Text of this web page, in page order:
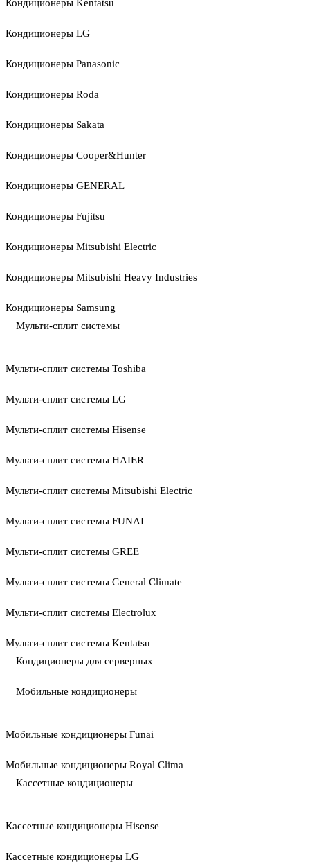
Кондиционеры Kentatsu
Кондиционеры LG
Кондиционеры Panasonic
Кондиционеры Roda
Кондиционеры Sakata
Кондиционеры Cooper&Hunter
Кондиционеры GENERAL
Кондиционеры Fujitsu
Кондиционеры Mitsubishi Electric
Кондиционеры Mitsubishi Heavy Industries
Кондиционеры Samsung
Мульти-сплит системы
Мульти-сплит системы Toshiba
Мульти-сплит системы LG
Мульти-сплит системы Hisense
Мульти-сплит системы HAIER
Мульти-сплит системы Mitsubishi Electric
Мульти-сплит системы FUNAI
Мульти-сплит системы GREE
Мульти-сплит системы General Climate
Мульти-сплит системы Electrolux
Мульти-сплит системы Kentatsu
Кондиционеры для серверных
Мобильные кондиционеры
Мобильные кондиционеры Funai
Мобильные кондиционеры Royal Clima
Кассетные кондиционеры
Кассетные кондиционеры Hisense
Кассетные кондиционеры LG